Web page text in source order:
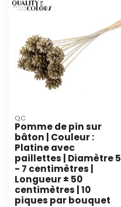
QC
Pomme de pin sur
bâton | Couleur :
Platine avec
paillettes | Diamètre 5
- 7 centimètres |
Longueur ± 50
centimètres | 10
piques par bouquet